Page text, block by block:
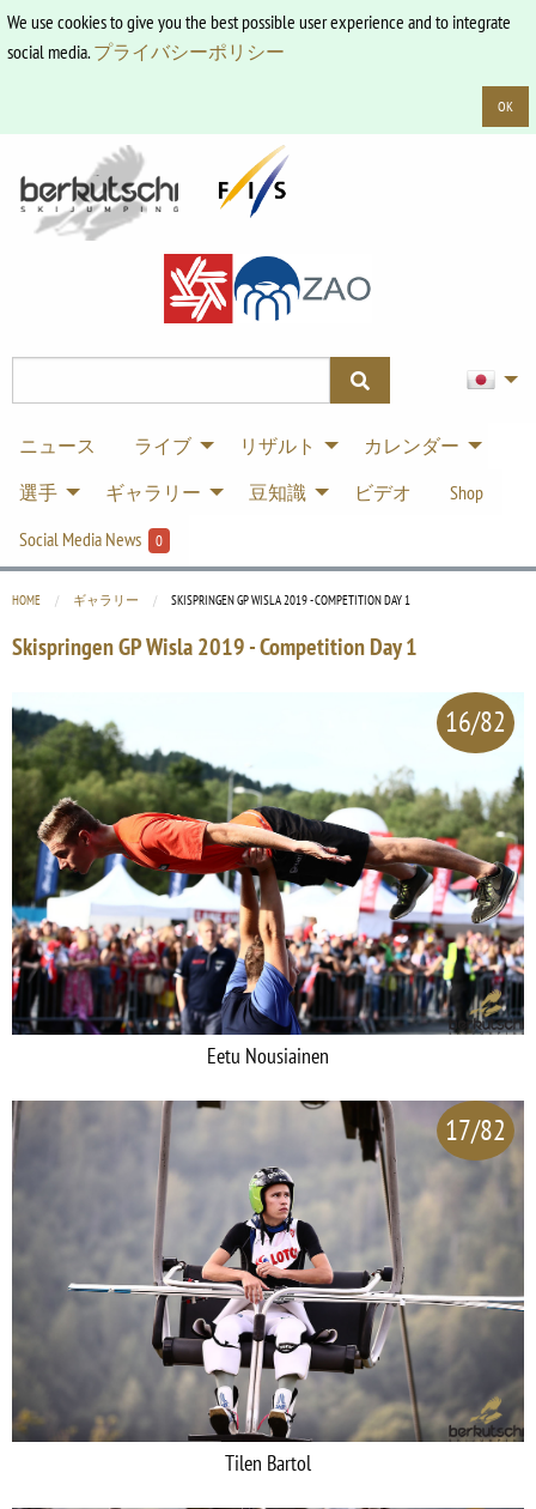
We use cookies to give you the best possible user experience and to integrate
social media.プライバシーポリシー
OK
ニュース ライブ リザルト
カレンダー
選手
ギャラリー 豆知識 ビデオ
Shop
Social Media News
0
HOME ギャラリー CURRENT:
SKISPRINGEN GP WISLA 2019 - COMPETITION DAY 1
Skispringen GP Wisla 2019 - Competition Day 1
16/82
Eetu Nousiainen
17/82
Tilen Bartol